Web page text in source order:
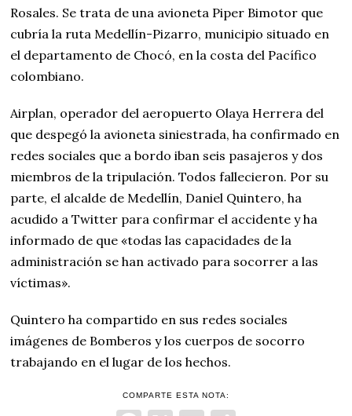
Rosales. Se trata de una avioneta Piper Bimotor que
cubría la ruta Medellín-Pizarro, municipio situado en
el departamento de Chocó, en la costa del Pacífico
colombiano.
Airplan, operador del aeropuerto Olaya Herrera del
que despegó la avioneta siniestrada, ha confirmado en
redes sociales que a bordo iban seis pasajeros y dos
miembros de la tripulación. Todos fallecieron. Por su
parte, el alcalde de Medellín, Daniel Quintero, ha
acudido a Twitter para confirmar el accidente y ha
informado de que «todas las capacidades de la
administración se han activado para socorrer a las
víctimas».
Quintero ha compartido en sus redes sociales
imágenes de Bomberos y los cuerpos de socorro
trabajando en el lugar de los hechos.
COMPARTE ESTA NOTA: